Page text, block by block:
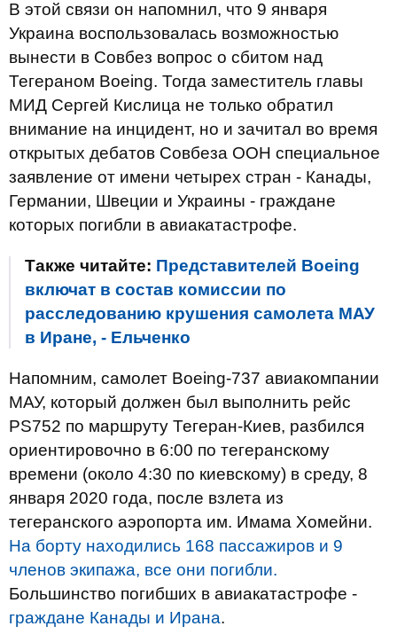
В этой связи он напомнил, что 9 января
Украина воспользовалась возможностью
вынести в Совбез вопрос о сбитом над
Тегераном Boeing. Тогда заместитель главы
МИД Сергей Кислица не только обратил
внимание на инцидент, но и зачитал во время
открытых дебатов Совбеза ООН специальное
заявление от имени четырех стран - Канады,
Германии, Швеции и Украины - граждане
которых погибли в авиакатастрофе.
Также читайте: Представителей Boeing
включат в состав комиссии по
расследованию крушения самолета МАУ
в Иране, - Ельченко
Напомним, самолет Boeing-737 авиакомпании
МАУ, который должен был выполнить рейс
PS752 по маршруту Тегеран-Киев, разбился
ориентировочно в 6:00 по тегеранскому
времени (около 4:30 по киевскому) в среду, 8
января 2020 года, после взлета из
тегеранского аэропорта им. Имама Хомейни.
На борту находились 168 пассажиров и 9
членов экипажа, все они погибли.
Большинство погибших в авиакатастрофе -
граждане Канады и Ирана.